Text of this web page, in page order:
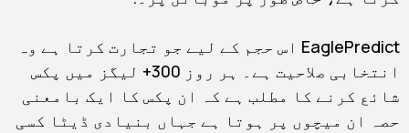
EaglePredict اس حجم کے لیے جو تجارت کرتا ہے وہ
انتخابی صلاحیت ہے۔ ہر روز 300+ لیگز میں پکس
شائع کرنے کا مطلب ہے کہ ان پکس کا ایک بامعنی
حصہ ان میچوں پر ہوتا ہے جہاں بنیادی ڈیٹا کسی